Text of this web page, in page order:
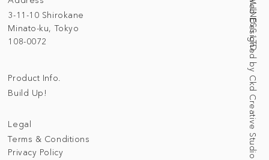
3-11-10 Shirokane
Minato-ku, Tokyo
108-0072
Web Designed by Ckd Creative Studio
Legal
Terms & Conditions
Privacy Policy
Product Info.
Build Up!